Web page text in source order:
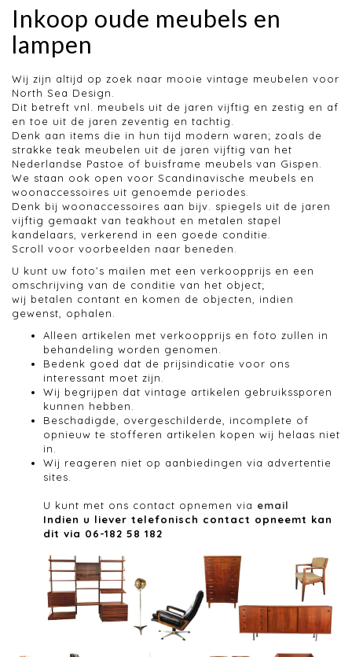
Inkoop oude meubels en
lampen
Wij zijn altijd op zoek naar mooie vintage meubelen voor
North Sea Design.
Dit betreft vnl. meubels uit de jaren vijftig en zestig en af
en toe uit de jaren zeventig en tachtig.
Denk aan items die in hun tijd modern waren; zoals de
strakke teak meubelen uit de jaren vijftig van het
Nederlandse Pastoe of buisframe meubels van Gispen.
We staan ook open voor Scandinavische meubels en
woonaccessoires uit genoemde periodes.
Denk bij woonaccessoires aan bijv. spiegels uit de jaren
vijftig gemaakt van teakhout en metalen stapel
kandelaars, verkerend in een goede conditie.
Scroll voor voorbeelden naar beneden.
U kunt uw foto’s mailen met een verkoopprijs en een
omschrijving van de conditie van het object;
wij betalen contant en komen de objecten, indien
gewenst, ophalen.
Alleen artikelen met verkoopprijs en foto zullen in
behandeling worden genomen.
Bedenk goed dat de prijsindicatie voor ons
interessant moet zijn.
Wij begrijpen dat vintage artikelen gebruikssporen
kunnen hebben.
Beschadigde, overgeschilderde, incomplete of
opnieuw te stofferen artikelen kopen wij helaas niet
in.
Wij reageren niet op aanbiedingen via advertentie
sites.
U kunt met ons contact opnemen via email
Indien u liever telefonisch contact opneemt kan
dit via 06-182 58 182